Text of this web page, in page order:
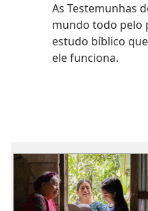
As Testemunhas
mundo todo pelo
estudo bíblico
ele funciona.